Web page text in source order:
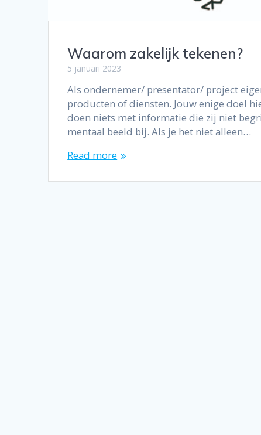
Waarom zakelijk tekenen?
5 januari 2023
Als ondernemer/ presentator/ project
producten of diensten. Jouw enige doel
doen niets met informatie die zij niet
mentaal beeld bij. Als je het niet alleen…
Read more